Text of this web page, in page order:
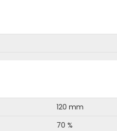
120 mm
70 %